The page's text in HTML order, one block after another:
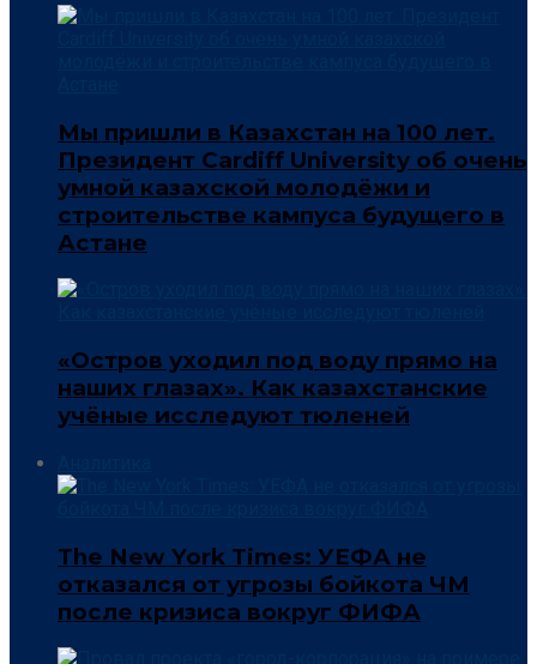
Мы пришли в Казахстан на 100 лет.
Президент Cardiff University об очень
умной казахской молодёжи и
строительстве кампуса будущего в
Астане
«Остров уходил под воду прямо на
наших глазах». Как казахстанские
учёные исследуют тюленей
The New York Times: УЕФА не
отказался от угрозы бойкота ЧМ
после кризиса вокруг ФИФА